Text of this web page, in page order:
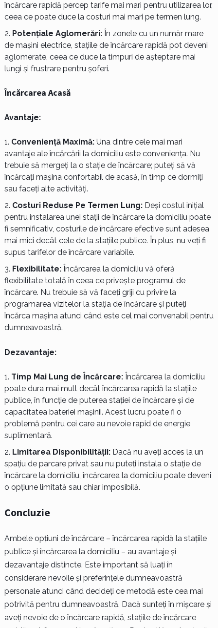
încărcare rapidă percep tarife mai mari pentru utilizarea lor,
ceea ce poate duce la costuri mai mari pe termen lung.
Potențiale Aglomerări:În zonele cu un număr mare
de mașini electrice, stațiile de încărcare rapidă pot deveni
aglomerate, ceea ce duce la timpuri de așteptare mai
lungi și frustrare pentru șoferi.
Încărcarea Acasă
Avantaje:
Conveniență Maximă:Una dintre cele mai mari
avantaje ale încărcării la domiciliu este conveniența. Nu
trebuie să mergeți la o stație de încărcare; puteți să vă
încărcați mașina confortabil de acasă, în timp ce dormiți
sau faceți alte activități.
Costuri Reduse Pe Termen Lung:Deși costul inițial
pentru instalarea unei stații de încărcare la domiciliu poate
fi semnificativ, costurile de încărcare efective sunt adesea
mai mici decât cele de la stațiile publice. În plus, nu veți fi
supus tarifelor de încărcare variabile.
Flexibilitate:Încărcarea la domiciliu vă oferă
flexibilitate totală în ceea ce privește programul de
încărcare. Nu trebuie să vă faceți griji cu privire la
programarea vizitelor la stația de încărcare și puteți
încărca mașina atunci când este cel mai convenabil pentru
dumneavoastră.
Dezavantaje:
Timp Mai Lung de Încărcare:Încărcarea la domiciliu
poate dura mai mult decât încărcarea rapidă la stațiile
publice, în funcție de puterea stației de încărcare și de
capacitatea bateriei mașinii. Acest lucru poate fi o
problemă pentru cei care au nevoie rapid de energie
suplimentară.
Limitarea Disponibilității:Dacă nu aveți acces la un
spațiu de parcare privat sau nu puteți instala o stație de
încărcare la domiciliu, încărcarea la domiciliu poate deveni
o opțiune limitată sau chiar imposibilă.
Concluzie
Ambele opțiuni de încărcare – încărcarea rapidă la stațiile
publice și încărcarea la domiciliu – au avantaje și
dezavantaje distincte. Este important să luați în
considerare nevoile și preferințele dumneavoastră
personale atunci când decideți ce metodă este cea mai
potrivită pentru dumneavoastră. Dacă sunteți în mișcare și
aveți nevoie de o încărcare rapidă, stațiile de încărcare